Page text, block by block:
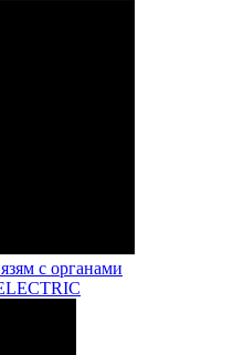
с органами